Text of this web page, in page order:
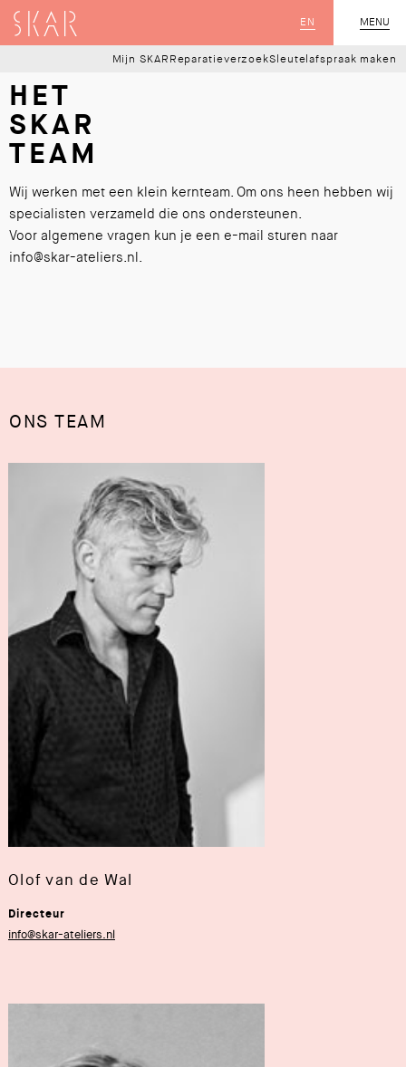
MENU
SLUIT
EN
SKAR
Mijn SKAR ReparatieverzoekSleutelafspraak maken
HET
SKAR
TEAM
Wij werken met een klein kernteam. Om ons heen hebben wij
specialisten verzameld die ons ondersteunen.
Voor algemene vragen kun je een e-mail sturen naar
info@skar-ateliers.nl.
ONS TEAM
Olof van de Wal
Directeur
info@skar-ateliers.nl